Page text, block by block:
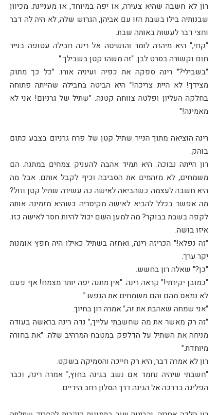
רון לא חשבה שהיא צעירה, או יפה במיוחד, או מעניינת. מכיוון
שבנותיה בילו בשבת הזו עם אביהן, הגרוש שלה, לא היה לה דבר
וחצי דבר לעשות באותה שבת.
"קחי," היא מיהרה לומר והושיטה אל רינה חבילה עטופה בנייר
חום וקשורה בסרט לבן. "זה משהו קטן בשבילך."
"בשבילי?" רינה ספקה את כפיה ועיניה אורו. "כל כך מתוק
מצידך! לא היית צריכה!" היא הביטה בחבילה שהייתה פתוחה
בחלקה העליון ופלטה צווחה קטנה. "שתיל של גרניום! אני לא
מאמינה!"
רינה הוציאה מתוך הנייר שתיל קטן של פרח גרניום בצבע כתום
בוהק.
רון הייתה נבוכה. היא תמיד אהבה להעניק צמחים במתנה. הם
משמחים, לא מזהמים את הסביבה וכיף לקבל אותם. אבל מה
היא חשבה לעצמה כשהביאה לאישה כה עשירה שתיל קטן וזול?
מה אפשר בכלל להביא לאישה מקיסריה כשהיא מזמינה אותה
לקפה בשבת בבוקר? מה למען השם יכול להיות חסר לאישה כזו.
איזו בושה.
"זה נפלא!" הכריזה רינה, ואחזה בשתיל כאילו היה חפץ אומנות
יקר ערך.
"כן?" שאלה רון בחשש.
"כמובן יקירתי!" קראה רינה. "אין מתנה יפה יותר מצמח! אף פעם
לא נמאס מהם והם משמחים את הנפש."
"אני שמחה שאהבת את זה," אמרה רון בחיוך.
"זה רק מאשר את מה שחשבתי עלייך," נדה רינה בראשה בעודה
מניחה את השתיל על הדלפק במטבח המרהיב שלה. "את בחורה
מיוחדת."
רון לא אמרה דבר, היא רק חייכה והסמיקה בשקט.
"חשבתי שיהיה נחמד אם נשב בגינה בחוץ," אמרה רינה, וכבר
הפליגה בדרכה אל הגינה דרך הסלון רחב הידיים.